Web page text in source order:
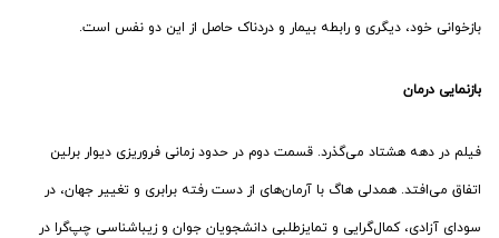
بازخوانی خود، دیگری و رابطه‌ بیمار و دردناک حاصل از این دو نفس است.
بازنمایی درمان
فیلم در دهه هشتاد می‌گذرد. قسمت دوم در حدود زمانی فروریزی دیوار برلین
اتفاق می‌افتد. همدلی هاگ با آرمان‌های از دست رفته برابری و تغییر جهان، در
سودای آزادی، کمال‌گرایی و تمایزطلبی دانشجویان جوان و زیباشناسی چپ‌گرا در